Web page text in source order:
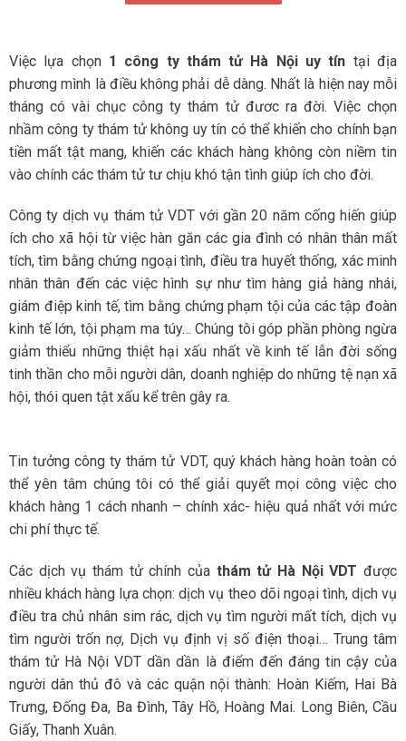
Việc lựa chọn 1 công ty thám tử Hà Nội uy tín tại địa
phương mình là điều không phải dễ dàng. Nhất là hiện nay mỗi
tháng có vài chục công ty thám tử đươc ra đời. Việc chọn
nhầm công ty thám tử không uy tín có thể khiến cho chính bạn
tiền mất tật mang, khiến các khách hàng không còn niềm tin
vào chính các thám tử tư chịu khó tận tình giúp ích cho đời.
Công ty dịch vụ thám tử VDT với gần 20 năm cống hiến giúp
ích cho xã hội từ việc hàn găn các gia đình có nhân thân mất
tích, tìm bằng chứng ngoại tình, điều tra huyết thống, xác minh
nhân thân đến các việc hình sự như tìm hàng giả hàng nhái,
giám điệp kinh tế, tìm bằng chứng phạm tội của các tập đoàn
kinh tế lớn, tội phạm ma túy… Chúng tôi góp phần phòng ngừa
giảm thiểu những thiệt hại xấu nhất về kinh tế lẫn đời sống
tinh thần cho mỗi người dân, doanh nghiệp do những tệ nạn xã
hội, thói quen tật xấu kể trên gây ra.
Tin tưởng công ty thám tử VDT, quý khách hàng hoàn toàn có
thể yên tâm chúng tôi có thể giải quyết mọi công việc cho
khách hàng 1 cách nhanh – chính xác- hiệu quả nhất với mức
chi phí thực tế.
Các dịch vụ thám tử chính của thám tử Hà Nội VDTđược
nhiều khách hàng lựa chọn: dịch vụ theo dõi ngoại tình, dịch vụ
điều tra chủ nhân sim rác, dịch vụ tìm người mất tích, dịch vụ
tìm người trốn nợ, Dịch vụ định vị số điện thoại… Trung tâm
thám tử Hà Nội VDT dần dần là điểm đến đáng tin cậy của
người dân thủ đô và các quận nội thành: Hoàn Kiếm, Hai Bà
Trưng, Đống Đa, Ba Đình, Tây Hồ, Hoàng Mai. Long Biên, Cầu
Giấy, Thanh Xuân.